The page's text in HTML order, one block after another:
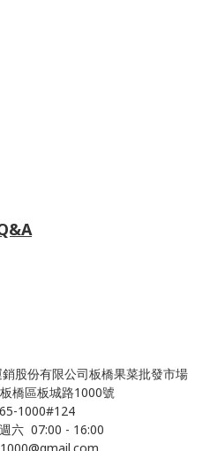
股份有限公司板橋果菜批發市場
橋區板城路1000號
1000#124
六 07:00 - 16:00